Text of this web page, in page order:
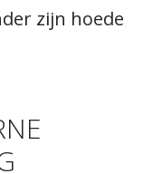
zijn hoede